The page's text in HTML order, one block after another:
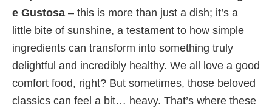
e Gustosa – this is more than just a dish; it’s a
little bite of sunshine, a testament to how simple
ingredients can transform into something truly
delightful and incredibly healthy. We all love a good
comfort food, right? But sometimes, those beloved
classics can feel a bit… heavy. That’s where these